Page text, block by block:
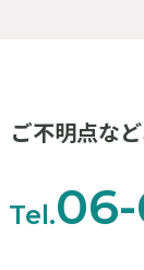
ご不明点な
Tel.